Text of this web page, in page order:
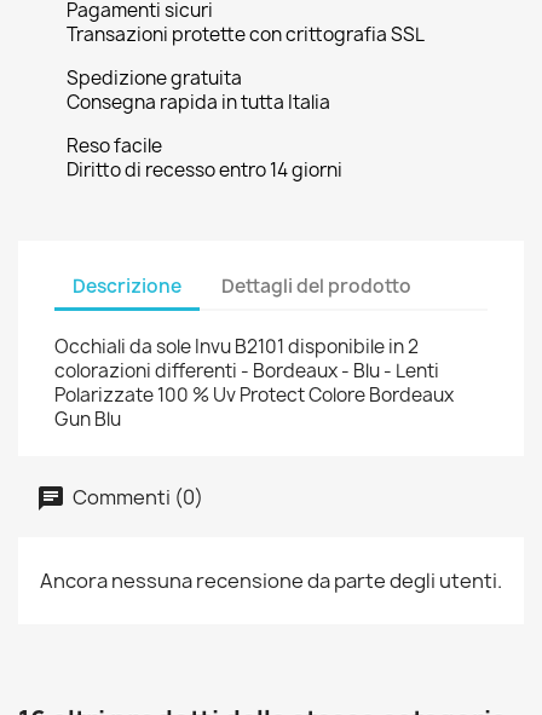
Pagamenti sicuri
Transazioni protette con crittografia SSL
Spedizione gratuita
Consegna rapida in tutta Italia
Reso facile
Diritto di recesso entro 14 giorni
Descrizione Dettagli del prodotto
Occhiali da sole Invu B2101 disponibile in 2
colorazioni differenti - Bordeaux - Blu - Lenti
Polarizzate 100 % Uv Protect Colore Bordeaux
Gun Blu
Commenti (0)
Ancora nessuna recensione da parte degli utenti.